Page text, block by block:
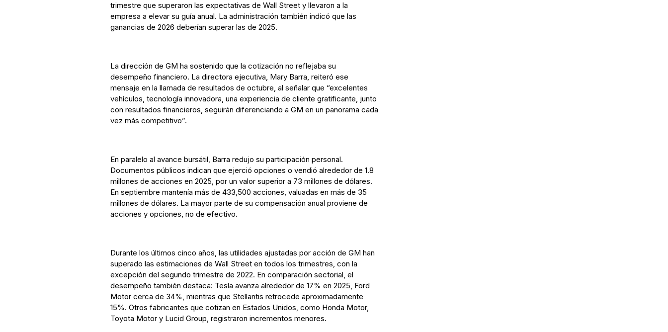
trimestre que superaron las expectativas de Wall Street y llevaron a la
empresa a elevar su guía anual. La administración también indicó que las
ganancias de 2026 deberían superar las de 2025.
La dirección de GM ha sostenido que la cotización no reflejaba su
desempeño financiero. La directora ejecutiva, Mary Barra, reiteró ese
mensaje en la llamada de resultados de octubre, al señalar que “excelentes
vehículos, tecnología innovadora, una experiencia de cliente gratificante, junto
con resultados financieros, seguirán diferenciando a GM en un panorama cada
vez más competitivo”.
En paralelo al avance bursátil, Barra redujo su participación personal.
Documentos públicos indican que ejerció opciones o vendió alrededor de 1.8
millones de acciones en 2025, por un valor superior a 73 millones de dólares.
En septiembre mantenía más de 433,500 acciones, valuadas en más de 35
millones de dólares. La mayor parte de su compensación anual proviene de
acciones y opciones, no de efectivo.
Durante los últimos cinco años, las utilidades ajustadas por acción de GM han
superado las estimaciones de Wall Street en todos los trimestres, con la
excepción del segundo trimestre de 2022. En comparación sectorial, el
desempeño también destaca: Tesla avanza alrededor de 17% en 2025, Ford
Motor cerca de 34%, mientras que Stellantis retrocede aproximadamente
15%. Otros fabricantes que cotizan en Estados Unidos, como Honda Motor,
Toyota Motor y Lucid Group, registraron incrementos menores.